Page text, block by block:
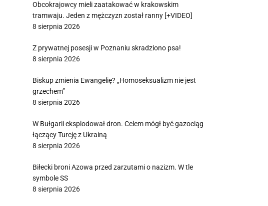
Obcokrajowcy mieli zaatakować w krakowskim
tramwaju. Jeden z mężczyzn został ranny [+VIDEO]
8 sierpnia 2026
Z prywatnej posesji w Poznaniu skradziono psa!
8 sierpnia 2026
Biskup zmienia Ewangelię? „Homoseksualizm nie jest
grzechem”
8 sierpnia 2026
W Bułgarii eksplodował dron. Celem mógł być gazociąg
łączący Turcję z Ukrainą
8 sierpnia 2026
Biłecki broni Azowa przed zarzutami o nazizm. W tle
symbole SS
8 sierpnia 2026